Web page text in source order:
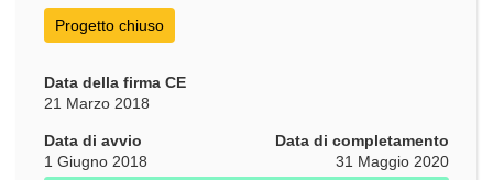
Progetto chiuso
Data della firma CE
21 Marzo 2018
Data di avvio
1 Giugno 2018
Data di completamento
31 Maggio 2020